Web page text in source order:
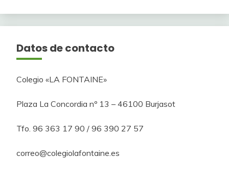
Datos de contacto
Colegio «LA FONTAINE»
Plaza La Concordia nº 13 – 46100 Burjasot
Tfo. 96 363 17 90 / 96 390 27 57
correo@colegiolafontaine.es